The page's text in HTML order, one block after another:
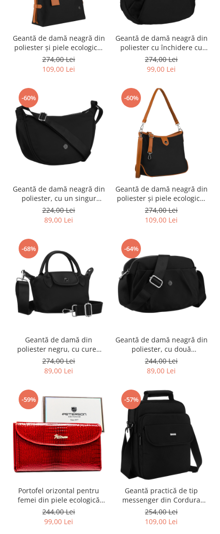
Geantă de damă neagră din
poliester și piele ecologică,
cu un singur compartiment
- Peterson PTR-PTN CTY-31-
3024 BLAC
274,00 Lei
109,00 Lei
Geantă de damă neagră din
poliester cu închidere cu
fermoar - Peterson PTR-PTN
CTY-21-2423 BLAC
274,00 Lei
99,00 Lei
-60%
Geantă de damă neagră din
poliester, cu un singur
compartiment și buzunar
exterior - Peterson PTR-PTN
CTY-24-2584 BLAC
224,00 Lei
89,00 Lei
-60%
Geantă de damă neagră din
poliester și piele ecologică,
cu un singur compartiment
- Peterson PTR-PTN CTY-30-
2980 BLAC
274,00 Lei
109,00 Lei
-68%
Geantă de damă din
poliester negru, cu curea
lată și mânere practice -
Peterson PTR-PTN CTY-25-
2621 BLAC
274,00 Lei
89,00 Lei
-64%
Geantă de damă neagră din
poliester, cu două
compartimente și buzunar
exterior - Peterson PTR-PTN
CTY-23-2546 BLAC
244,00 Lei
89,00 Lei
-59%
Portofel orizontal pentru
femei din piele ecologică
roșie cu relief crocodil -
Peterson PTR-PTN-POR-03-
RS RED
244,00 Lei
99,00 Lei
-57%
Geantă practică de tip
messenger din Cordura
neagră, cu închidere cu
fermoar și două
compartimente - Peterson
254,00 Lei
109,00 Lei